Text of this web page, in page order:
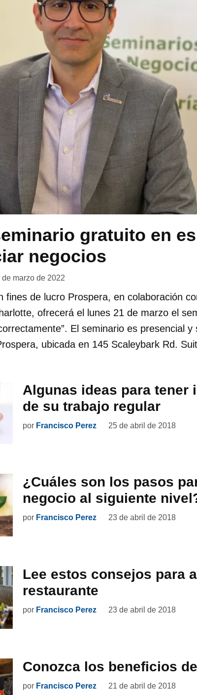
gratuito en
negocios
de marzo de 2022
fines de lucro Prospera, en colaboración
ofrecerá el lunes 21 de marzo el
El seminario es presencial
ubicada en 145 Scaleybark Rd.
Algunas ideas para tener
de su trabajo regular
por Francisco Perez 25 de abril de 2018
¿Cuáles son los pasos
negocio al siguiente
por Francisco Perez 23 de abril de 2018
Lee estos consejos para
restaurante
por Francisco Perez 23 de abril de 2018
Conozca los beneficios
por Francisco Perez 21 de abril de 2018